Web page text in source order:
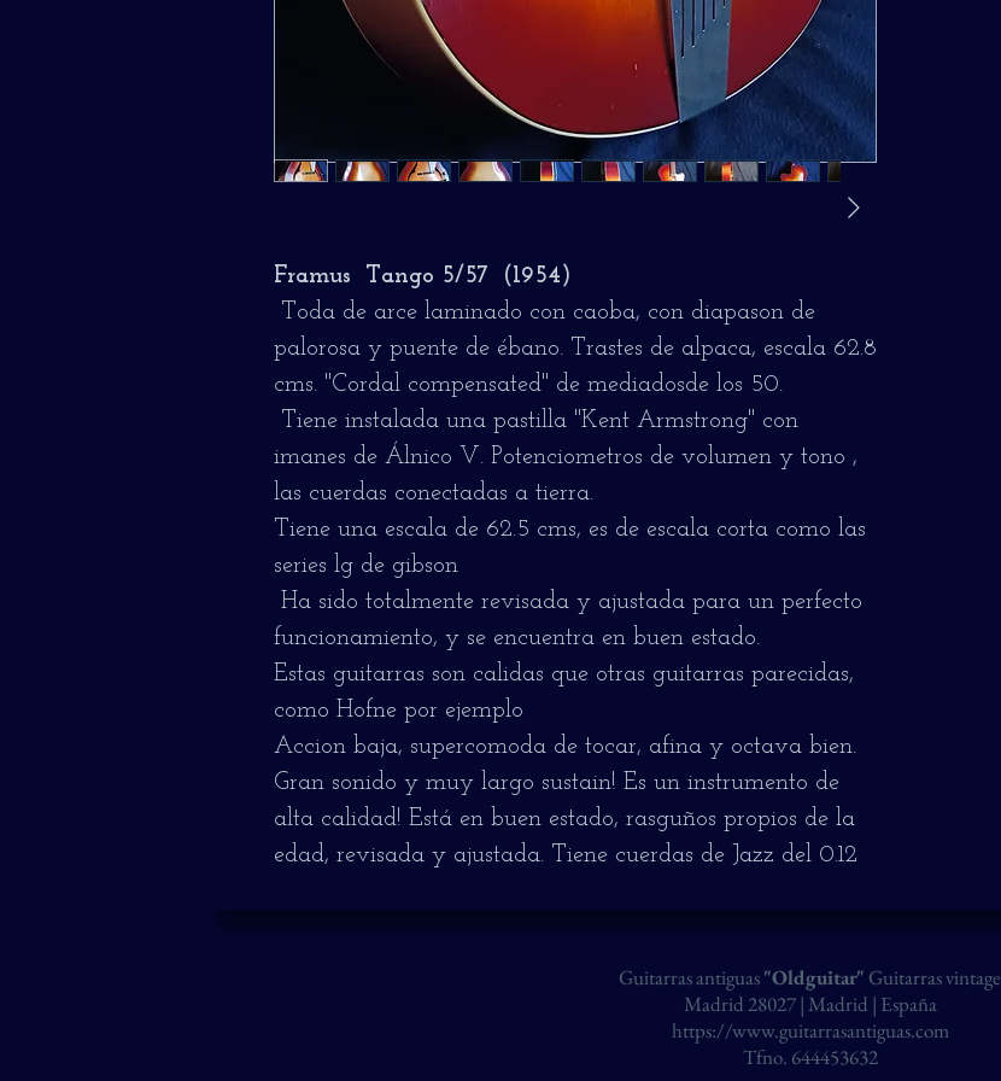
Framus Tango 5/57 (1954)
Toda de arce laminado con caoba, con diapason de
palorosa y puente de ébano. Trastes de alpaca, escala 62.8
cms. "Cordal compensated" de mediadosde los 50.
Tiene instalada una pastilla "Kent Armstrong" con
imanes de Álnico V. Potenciometros de volumen y tono ,
las cuerdas conectadas a tierra.
Tiene una escala de 62.5 cms, es de escala corta como las
series lg de gibson
Ha sido totalmente revisada y ajustada para un perfecto
funcionamiento, y se encuentra en buen estado.
Estas guitarras son calidas que otras guitarras parecidas,
como Hofne por ejemplo
Accion baja, supercomoda de tocar, afina y octava bien.
Gran sonido y muy largo sustain! Es un instrumento de
alta calidad! Está en buen estado, rasguños propios de la
edad, revisada y ajustada. Tiene cuerdas de Jazz del 0.12
Guitarras antiguas"Oldguitar" Guitarras vintage
Madrid 28027 | Madrid | España
https://www.guitarrasantiguas.com
Tfno. 644453632